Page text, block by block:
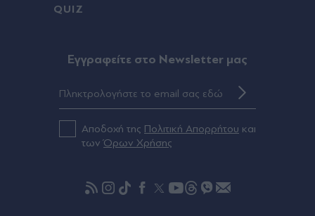
10 ξεχασμένα βιβλία fantasy που παραμένουν
Πριν 43 λεπτά
Κόμμα Καρυστιανού: Νέα αποχώρηση με αιχμές -
Ο Νίκος Μπρουτζάκης καταγγέλλει "κλειστή
Πριν 48 λεπτά
άρωµα Ελλάδας: Η διεθνούς φήμης καλλονή
αποχαιρέτησε τον Ιούλιο με εντυπωσιακές
QUIZ
Eγγραφείτε στο Newsletter μας
Αποδοχή της Πολιτική Απορρήτου και
τωνΌρων Χρήσης